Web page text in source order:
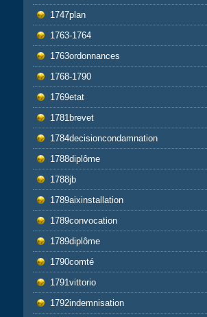
1747plan
1763-1764
1763ordonnances
1768-1790
1769etat
1781brevet
1784decisioncondamnation
1788diplôme
1788jb
1789aixinstallation
1789convocation
1789diplôme
1790comté
1791vittorio
1792indemnisation